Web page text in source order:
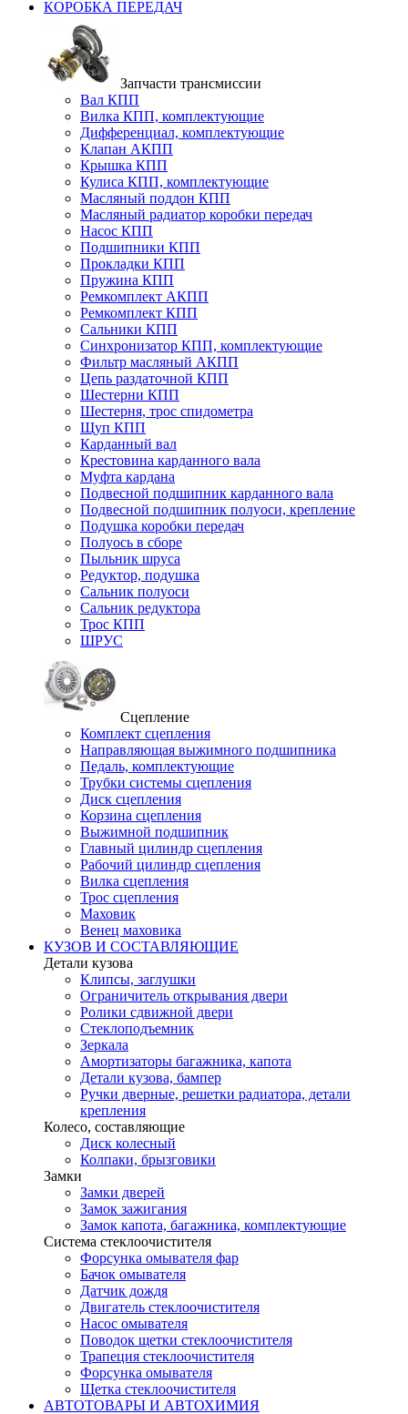
КОРОБКА ПЕРЕДАЧ
Запчасти трансмиссии
Вал КПП
Вилка КПП, комплектующие
Дифференциал, комплектующие
Клапан АКПП
Крышка КПП
Кулиса КПП, комплектующие
Масляный поддон КПП
Масляный радиатор коробки передач
Насос КПП
Подшипники КПП
Прокладки КПП
Пружина КПП
Ремкомплект АКПП
Ремкомплект КПП
Сальники КПП
Синхронизатор КПП, комплектующие
Фильтр масляный АКПП
Цепь раздаточной КПП
Шестерни КПП
Шестерня, трос спидометра
Щуп КПП
Карданный вал
Крестовина карданного вала
Муфта кардана
Подвесной подшипник карданного вала
Подвесной подшипник полуоси, крепление
Подушка коробки передач
Полуось в сборе
Пыльник шруса
Редуктор, подушка
Сальник полуоси
Сальник редуктора
Трос КПП
ШРУС
Сцепление
Комплект сцепления
Направляющая выжимного подшипника
Педаль, комплектующие
Трубки системы сцепления
Диск сцепления
Корзина сцепления
Выжимной подшипник
Главный цилиндр сцепления
Рабочий цилиндр сцепления
Вилка сцепления
Трос сцепления
Маховик
Венец маховика
КУЗОВ И СОСТАВЛЯЮЩИЕ
Детали кузова
Клипсы, заглушки
Ограничитель открывания двери
Ролики сдвижной двери
Стеклоподъемник
Зеркала
Амортизаторы багажника, капота
Детали кузова, бампер
Ручки дверные, решетки радиатора, детали
крепления
Колесо, составляющие
Диск колесный
Колпаки, брызговики
Замки
Замки дверей
Замок зажигания
Замок капота, багажника, комплектующие
Система стеклоочистителя
Форсунка омывателя фар
Бачок омывателя
Датчик дождя
Двигатель стеклоочистителя
Насос омывателя
Поводок щетки стеклоочистителя
Трапеция стеклоочистителя
Форсунка омывателя
Щетка стеклоочистителя
АВТОТОВАРЫ И АВТОХИМИЯ